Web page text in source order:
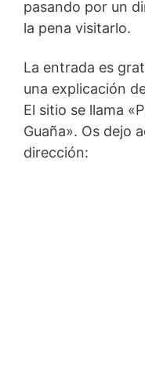
pasando por un
la pena visitarlo.
La entrada es
una explicación
El sitio se llama
Guaña». Os dejo
dirección: